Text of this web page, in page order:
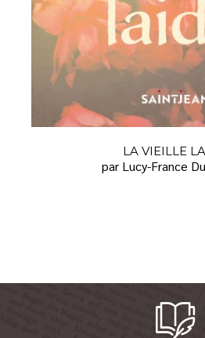
LA VIEILLE
par Lucy-France